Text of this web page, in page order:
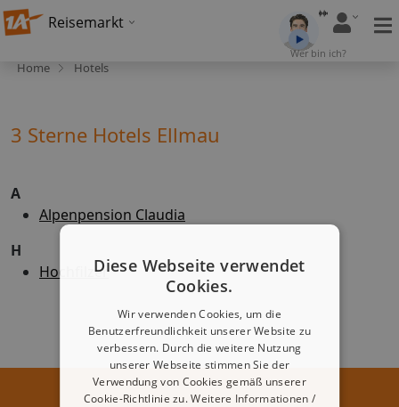
Reisemarkt
Wer bin ich?
Home Hotels
3 Sterne Hotels Ellmau
A
Alpenpension Claudia
H
HochfilzerDiese Webseite verwendet
Cookies.
Wir verwenden Cookies, um die
Benutzerfreundlichkeit unserer Website zu
verbessern. Durch die weitere Nutzung
unserer Webseite stimmen Sie der
Verwendung von Cookies gemäß unserer
Cookie-Richtlinie zu.Weitere Informationen /